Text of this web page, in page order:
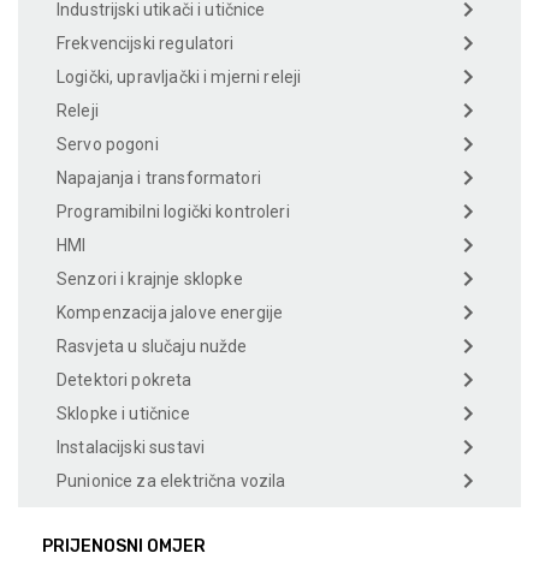
Industrijski utikači i utičnice
Frekvencijski regulatori
Logički, upravljački i mjerni releji
Releji
Servo pogoni
Napajanja i transformatori
Programibilni logički kontroleri
HMI
Senzori i krajnje sklopke
Kompenzacija jalove energije
Rasvjeta u slučaju nužde
Detektori pokreta
Sklopke i utičnice
Instalacijski sustavi
Punionice za električna vozila
PRIJENOSNI OMJER